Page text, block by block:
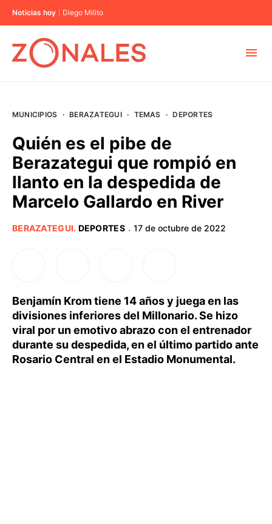
Noticias hoy Diego Milito
BUENOS AIRES
PROVINCIAS
MUNICIPIOS · BERAZATEGUI · TEMAS · DEPORTES
Quién es el pibe de
Berazategui que rompió en
llanto en la despedida de
Marcelo Gallardo en River
BERAZATEGUI. DEPORTES · 17 de octubre de 2022
Benjamín Krom tiene 14 años y juega en las
divisiones inferiores del Millonario. Se hizo
viral por un emotivo abrazo con el entrenador
durante su despedida, en el último partido ante
Rosario Central en el Estadio Monumental.